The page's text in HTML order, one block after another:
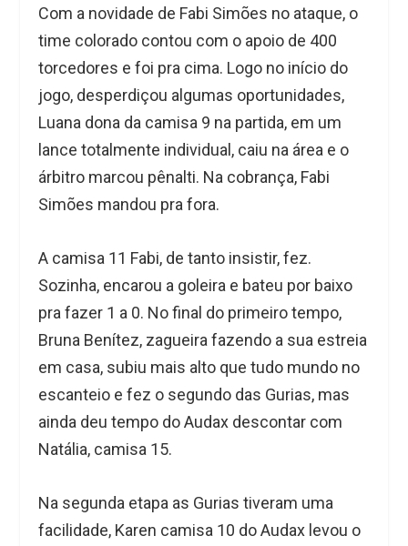
Com a novidade de Fabi Simões no ataque, o
time colorado contou com o apoio de 400
torcedores e foi pra cima. Logo no início do
jogo, desperdiçou algumas oportunidades,
Luana dona da camisa 9 na partida, em um
lance totalmente individual, caiu na área e o
árbitro marcou pênalti. Na cobrança, Fabi
Simões mandou pra fora.
A camisa 11 Fabi, de tanto insistir, fez.
Sozinha, encarou a goleira e bateu por baixo
pra fazer 1 a 0. No final do primeiro tempo,
Bruna Benítez, zagueira fazendo a sua estreia
em casa, subiu mais alto que tudo mundo no
escanteio e fez o segundo das Gurias, mas
ainda deu tempo do Audax descontar com
Natália, camisa 15.
Na segunda etapa as Gurias tiveram uma
facilidade, Karen camisa 10 do Audax levou o